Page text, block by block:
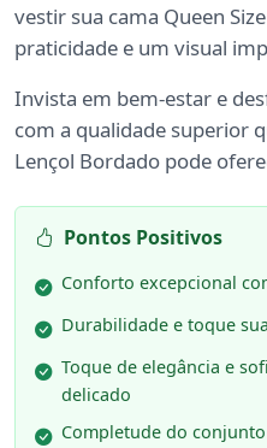
vestir sua cama Queen
praticidade e um visual
Invista em bem-estar e
com a qualidade superior
Lençol Bordado pode
Pontos Positivos
Conforto excepcional
Durabilidade e toque
Toque de elegância e
delicado
Completude do